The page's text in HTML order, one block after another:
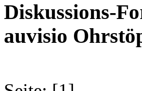
Diskussions-
auvisio